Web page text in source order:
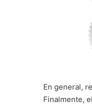
En general,
Finalmente,